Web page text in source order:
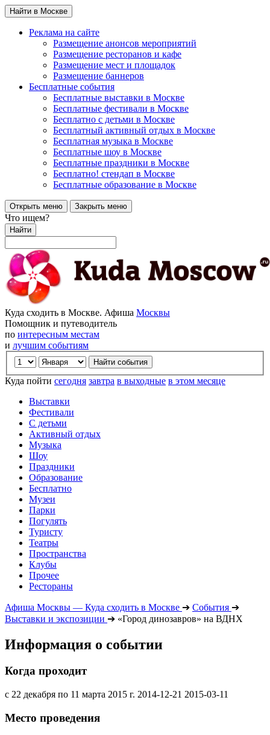
Найти в Москве
Реклама на сайте
Размещение анонсов мероприятий
Размещение ресторанов и кафе
Размещение мест и площадок
Размещение баннеров
Бесплатные события
Бесплатные выставки в Москве
Бесплатные фестивали в Москве
Бесплатно с детьми в Москве
Бесплатный активный отдых в Москве
Бесплатная музыка в Москве
Бесплатные шоу в Москве
Бесплатные праздники в Москве
Бесплатно! стендап в Москве
Бесплатные образование в Москве
Открыть меню Закрыть меню
Что ищем?
Найти
Куда сходить в Москве. Афиша Москвы
Помощник и путеводитель
по интересным местам
и лучшим событиям
Куда пойти сегодня завтра в выходные в этом месяце
Выставки
Фестивали
С детьми
Активный отдых
Музыка
Шоу
Праздники
Образование
Бесплатно
Музеи
Парки
Погулять
Туристу
Театры
Пространства
Клубы
Прочее
Рестораны
Афиша Москвы — Куда сходить в Москве ➔ События ➔
Выставки и экспозиции ➔ «Город динозавров» на ВДНХ
Информация о событии
Когда проходит
с 22 декабря по 11 марта 2015 г. 2014-12-21 2015-03-11
Место проведения